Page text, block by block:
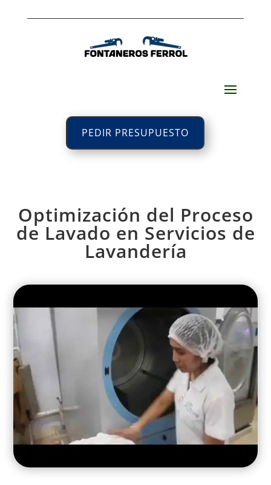
PEDIR PRESUPUESTO
Optimización del Proceso
de Lavado en Servicios de
Lavandería